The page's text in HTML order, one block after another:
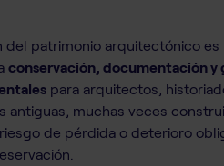
del patrimonio arquitectónico
conservación, documentación
para arquitectos,
antiguas, muchas veces
de pérdida o deterioro